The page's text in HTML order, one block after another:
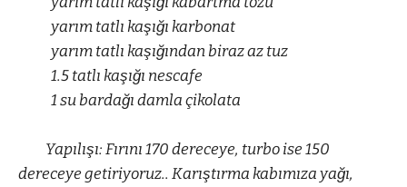
yarım tatlı kaşığı karbonat
yarım tatlı kaşığından biraz az tuz
1.5 tatlı kaşığı nescafe
1 su bardağı damla çikolata
Yapılışı: Fırını 170 dereceye, turbo ise 150
dereceye getiriyoruz.. Karıştırma kabımıza yağı,